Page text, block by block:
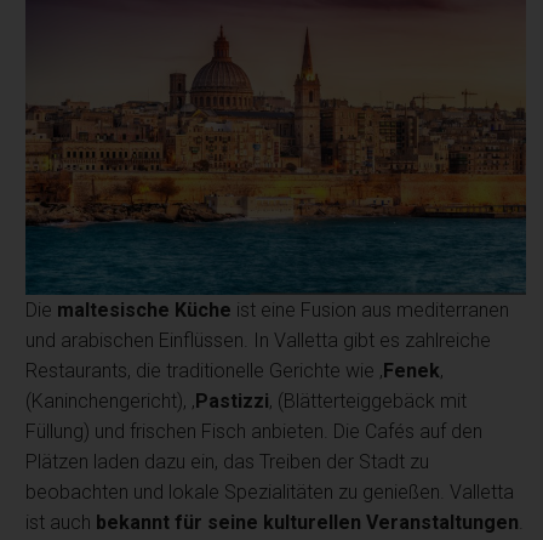
Die maltesische Küche ist eine Fusion aus mediterranen
und arabischen Einflüssen. In Valletta gibt es zahlreiche
Restaurants, die traditionelle Gerichte wie ‚Fenek‚
(Kaninchengericht), ‚Pastizzi‚ (Blätterteiggebäck mit
Füllung) und frischen Fisch anbieten. Die Cafés auf den
Plätzen laden dazu ein, das Treiben der Stadt zu
beobachten und lokale Spezialitäten zu genießen. Valletta
ist auch bekannt für seine kulturellen Veranstaltungen.